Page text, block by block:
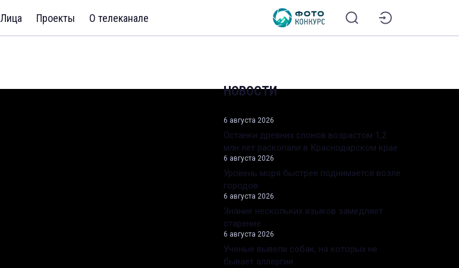
Лица Проекты О телеканале
НОВОСТИ
6 августа 2026
Останки древних слонов возрастом 1,2
млн лет раскопали в Краснодарском крае
6 августа 2026
Уровень моря быстрее поднимается возле
городов
6 августа 2026
Знание нескольких языков замедляет
старение
6 августа 2026
Ученые вывели собак, на которых не
бывает аллергии